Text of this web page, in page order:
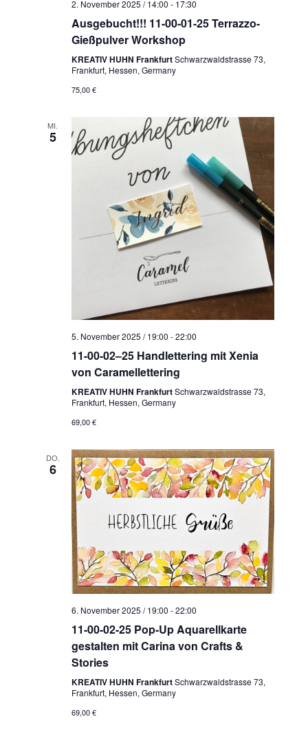
i
n
2. November 2025 / 14:00 - 17:30
Ausgebucht!!! 11-00-01-25 Terrazzo-
Gießpulver Workshop
KREATIV HUHN FrankfurtSchwarzwaldstrasse 73,
Frankfurt, Hessen, Germany
75,00 €
MI.
5
5. November 2025 / 19:00 -22:00
11-00-02–25 Handlettering mit Xenia
von Caramellettering
KREATIV HUHN FrankfurtSchwarzwaldstrasse 73,
Frankfurt, Hessen, Germany
69,00 €
DO.
6
6. November 2025 / 19:00 -22:00
11-00-02-25 Pop-Up Aquarellkarte
gestalten mit Carina von Crafts &
Stories
KREATIV HUHN FrankfurtSchwarzwaldstrasse 73,
Frankfurt, Hessen, Germany
69,00 €